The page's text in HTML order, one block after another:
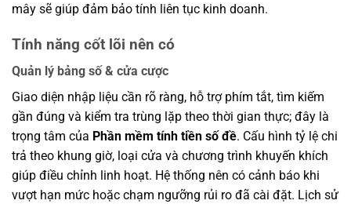
mây sẽ giúp đảm bảo tính liên tục kinh doanh.
Tính năng cốt lõi nên có
Quản lý bảng số & cửa cược
Giao diện nhập liệu cần rõ ràng, hỗ trợ phím tắt, tìm kiếm
gần đúng và kiểm tra trùng lặp theo thời gian thực; đây là
trọng tâm của Phần mềm tính tiền số đề. Cấu hình tỷ lệ chi
trả theo khung giờ, loại cửa và chương trình khuyến khích
giúp điều chỉnh linh hoạt. Hệ thống nên có cảnh báo khi
vượt hạn mức hoặc chạm ngưỡng rủi ro đã cài đặt. Lịch sử